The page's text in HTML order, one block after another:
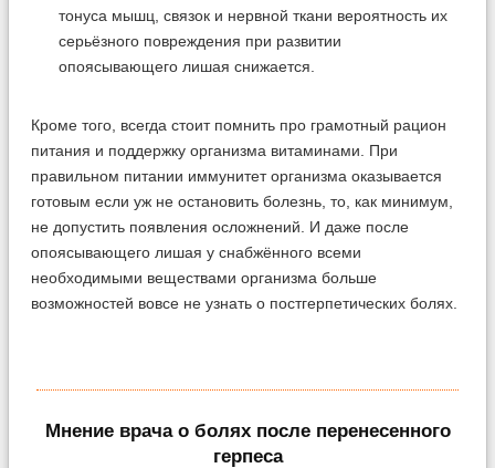
тонуса мышц, связок и нервной ткани вероятность их
серьёзного повреждения при развитии
опоясывающего лишая снижается.
Кроме того, всегда стоит помнить про грамотный рацион
питания и поддержку организма витаминами. При
правильном питании иммунитет организма оказывается
готовым если уж не остановить болезнь, то, как минимум,
не допустить появления осложнений. И даже после
опоясывающего лишая у снабжённого всеми
необходимыми веществами организма больше
возможностей вовсе не узнать о постгерпетических болях.
Мнение врача о болях после перенесенного
герпеса